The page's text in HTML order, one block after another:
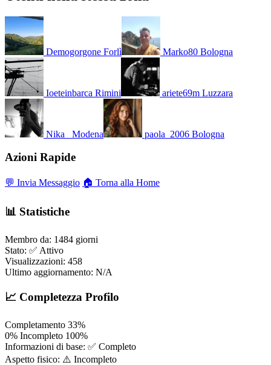
Demogorgone Forlì Marko80 Bologna
Ioeteinbarca Rimini ariete69m Luzzara
Nika_ Modena paola_2006 Bologna
Azioni Rapide
💬 Invia Messaggio 🏠 Torna alla Home
📊 Statistiche
Membro da: 1484 giorni
Stato: ✅ Attivo
Visualizzazioni: 458
Ultimo aggiornamento: N/A
📈 Completezza Profilo
Completamento 33%
0% Incompleto 100%
Informazioni di base: ✅ Completo
Aspetto fisico: ⚠️ Incompleto